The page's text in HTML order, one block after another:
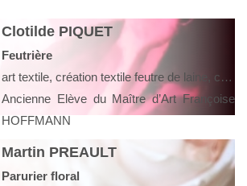
Clotilde PIQUET
Feutrière
art textile, création textile feutre de laine, création contemporaine
Ancienne Elève du Maître d’Art Françoise
HOFFMANN
Martin PREAULT
Parurier floral